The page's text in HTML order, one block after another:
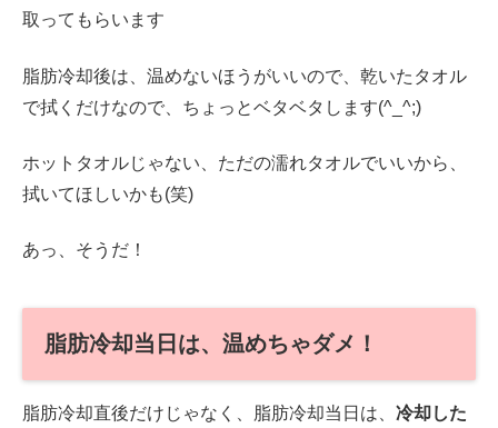
取ってもらいます
脂肪冷却後は、温めないほうがいいので、乾いたタオル
で拭くだけなので、ちょっとベタベタします(^_^;)
ホットタオルじゃない、ただの濡れタオルでいいから、
拭いてほしいかも(笑)
あっ、そうだ！
脂肪冷却当日は、温めちゃダメ！
脂肪冷却直後だけじゃなく、脂肪冷却当日は、 冷却した